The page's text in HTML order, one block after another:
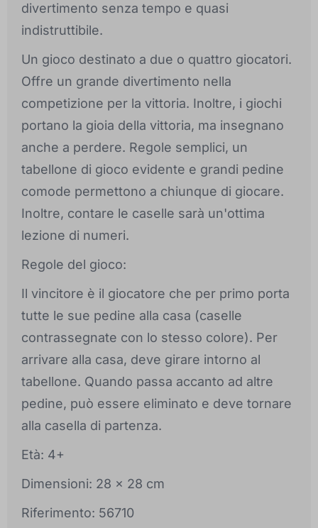
divertimento senza tempo e quasi
indistruttibile.
Un gioco destinato a due o quattro giocatori.
Offre un grande divertimento nella
competizione per la vittoria. Inoltre, i giochi
portano la gioia della vittoria, ma insegnano
anche a perdere. Regole semplici, un
tabellone di gioco evidente e grandi pedine
comode permettono a chiunque di giocare.
Inoltre, contare le caselle sarà un'ottima
lezione di numeri.
Regole del gioco:
Il vincitore è il giocatore che per primo porta
tutte le sue pedine alla casa (caselle
contrassegnate con lo stesso colore). Per
arrivare alla casa, deve girare intorno al
tabellone. Quando passa accanto ad altre
pedine, può essere eliminato e deve tornare
alla casella di partenza.
Età: 4+
Dimensioni: 28 x 28 cm
Riferimento: 56710